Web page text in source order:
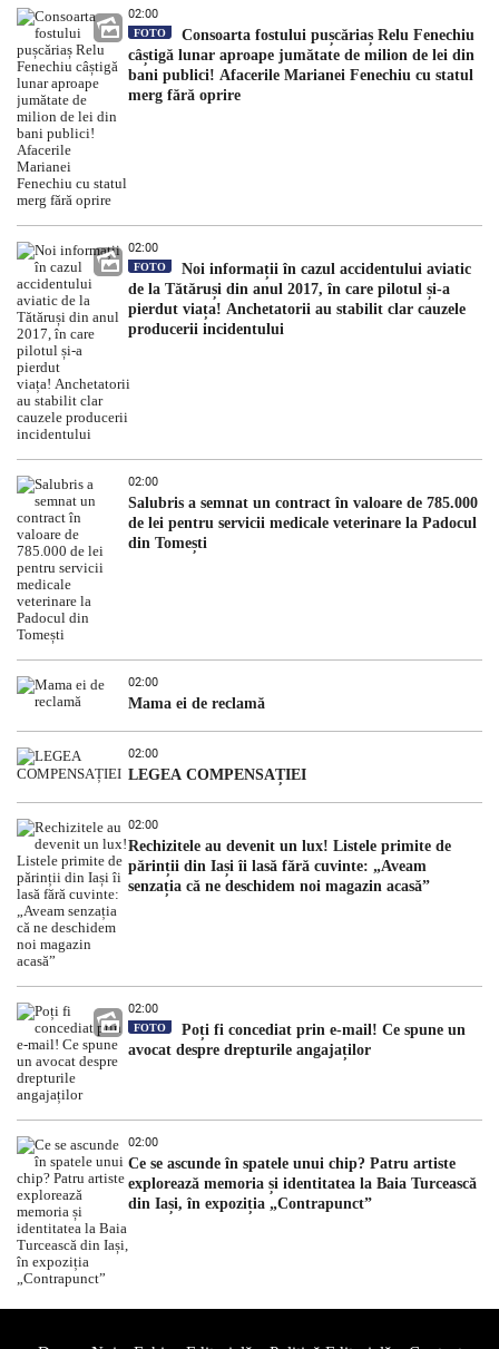
02:00
FOTO
Consoarta fostului pușcăriaș Relu Fenechiu
câștigă lunar aproape jumătate de milion de lei din
bani publici! Afacerile Marianei Fenechiu cu statul
merg fără oprire
02:00
FOTO
Noi informații în cazul accidentului aviatic
de la Tătăruși din anul 2017, în care pilotul și-a
pierdut viața! Anchetatorii au stabilit clar cauzele
producerii incidentului
02:00
Salubris a semnat un contract în valoare de 785.000
de lei pentru servicii medicale veterinare la Padocul
din Tomești
02:00
Mama ei de reclamă
02:00
LEGEA COMPENSAȚIEI
02:00
Rechizitele au devenit un lux! Listele primite de
părinții din Iași îi lasă fără cuvinte: „Aveam
senzația că ne deschidem noi magazin acasă”
02:00
FOTO
Poți fi concediat prin e-mail! Ce spune un
avocat despre drepturile angajaților
02:00
Ce se ascunde în spatele unui chip? Patru artiste
explorează memoria și identitatea la Baia Turcească
din Iași, în expoziția „Contrapunct”